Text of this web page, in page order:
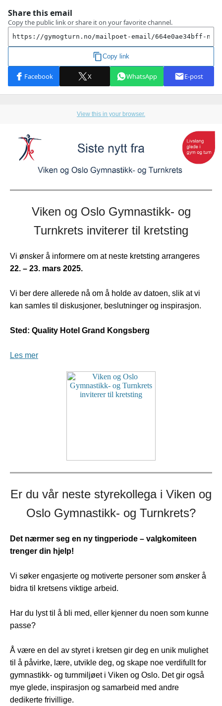
View this in your browser.
Viken og Oslo Gymnastikk- og
Turnkrets inviterer til kretsting
Vi ønsker å informere om at neste kretsting arrangeres
22. – 23. mars 2025.
Vi ber dere allerede nå om å holde av datoen, slik at vi
kan samles til diskusjoner, beslutninger og inspirasjon.
Sted: Quality Hotel Grand Kongsberg
Les mer
Er du vår neste styrekollega i Viken og
Oslo Gymnastikk- og Turnkrets?
Det nærmer seg en ny tingperiode – valgkomiteen
trenger din hjelp!
Vi søker engasjerte og motiverte personer som ønsker å
bidra til kretsens viktige arbeid.
Har du lyst til å bli med, eller kjenner du noen som kunne
passe?
Å være en del av styret i kretsen gir deg en unik mulighet
til å påvirke, lære, utvikle deg, og skape noe verdifullt for
gymnastikk- og turnmiljøet i Viken og Oslo. Det gir også
mye glede, inspirasjon og samarbeid med andre
dedikerte frivillige.